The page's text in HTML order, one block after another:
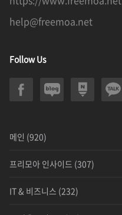
help@freemoa.net
Follow Us
메인 (920)
프리모아 인사이드 (307)
IT & 비즈니스 (232)